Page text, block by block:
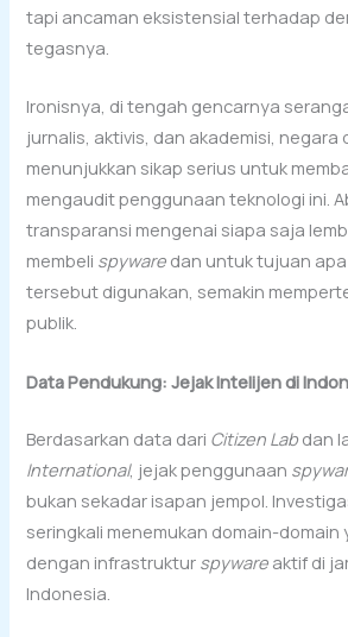
tapi ancaman eksistensial terhadap
tegasnya.
Ironisnya, di tengah gencarnya
jurnalis, aktivis, dan akademisi, negara
menunjukkan sikap serius untuk
mengaudit penggunaan teknologi ini.
transparansi mengenai siapa saja
membeli spyware dan untuk tujuan
tersebut digunakan, semakin
publik.
Data Pendukung: Jejak Intelijen di
Berdasarkan data dari Citizen Lab dan
International, jejak penggunaan
bukan sekadar isapan jempol.
seringkali menemukan domain-
dengan infrastruktur spyware aktif di
Indonesia.